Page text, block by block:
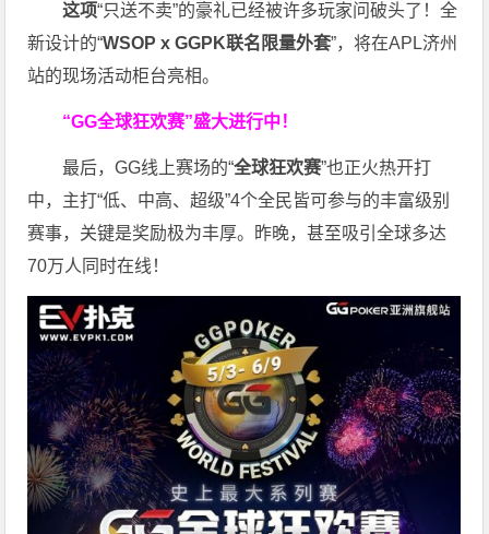
这项“只送不卖”的豪礼已经被许多玩家问破头了！全
新设计的“WSOP x GGPK联名限量外套”，将在APL济州
站的现场活动柜台亮相。
“GG全球狂欢赛”盛大进行中！
最后，GG线上赛场的“全球狂欢赛”也正火热开打
中，主打“低、中高、超级”4个全民皆可参与的丰富级别
赛事，关键是奖励极为丰厚。 昨晚，甚至吸引全球多达
70万人同时在线！